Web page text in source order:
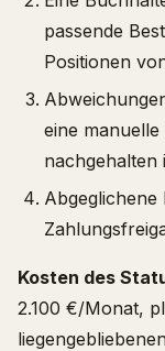
passende
Positionen
eine
nachgehalten
Kosten des
2.100 €/Monat,